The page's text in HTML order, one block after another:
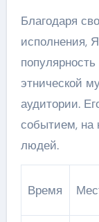
Благодаря
исполнения,
этнической
аудитории.
событием, на
людей.
Время